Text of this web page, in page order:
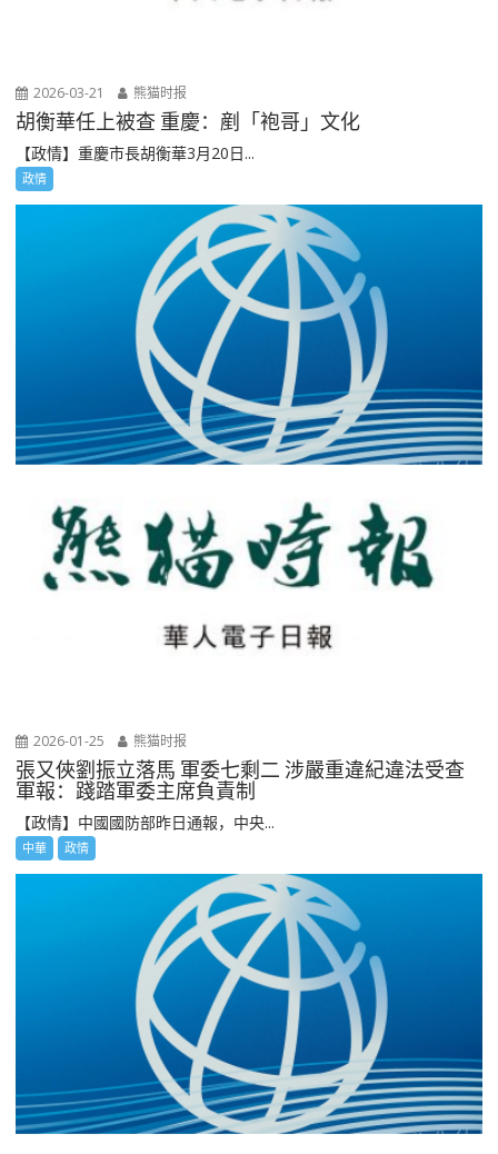
2026-03-21 熊猫时报
胡衡華任上被查 重慶：剷「袍哥」文化
【政情】重慶市長胡衡華3月20日...
政情
2026-01-25 熊猫时报
張又俠劉振立落馬 軍委七剩二 涉嚴重違紀違法受查
軍報：踐踏軍委主席負責制
【政情】中國國防部昨日通報，中央...
中華 政情